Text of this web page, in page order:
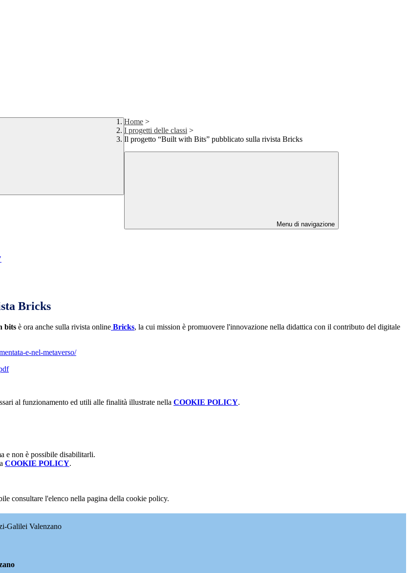
Home >
I progetti delle classi >
Il progetto “Built with Bits” pubblicato sulla rivista Bricks
Menu di navigazione
Bricks
bits è ora anche sulla rivista online Bricks, la cui mission è promuovere l'innovazione nella didattica con il contributo del digitale
e-nel-metaverso/
al funzionamento ed utili alle finalità illustrate nella COOKIE POLICY.
e non è possibile disabilitarli.
COOKIE POLICY.
consultare l'elenco nella pagina della cookie policy.
Galilei Valenzano